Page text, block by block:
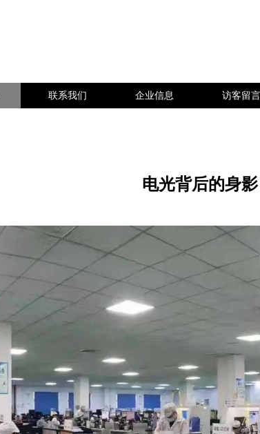
联系我们 企业信息 访客留言
电光背后的身影